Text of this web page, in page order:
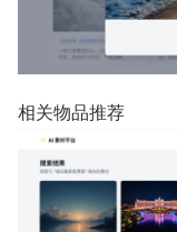
相关物品推荐